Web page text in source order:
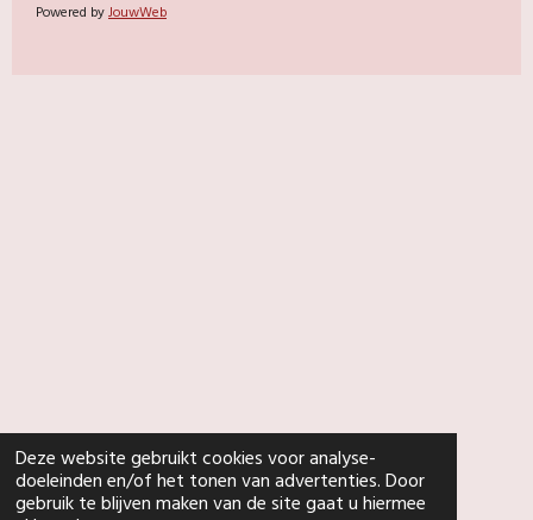
Deze website gebruikt cookies voor analyse-
doeleinden en/of het tonen van advertenties. Door
gebruik te blijven maken van de site gaat u hiermee
Powered byJouwWeb